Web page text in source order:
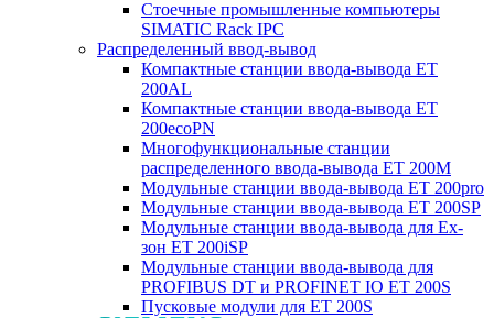
Стоечные промышленные компьютеры
SIMATIC Rack IPC
Распределенный ввод-вывод
Компактные станции ввода-вывода ET
200AL
Компактные станции ввода-вывода ET
200ecoPN
Многофункциональные станции
распределенного ввода-вывода ET 200M
Модульные станции ввода-вывода ET 200pro
Модульные станции ввода-вывода ET 200SP
Модульные станции ввода-вывода для Ex-
зон ET 200iSP
Модульные станции ввода-вывода для
PROFIBUS DT и PROFINET IO ET 200S
Пусковые модули для ET 200S